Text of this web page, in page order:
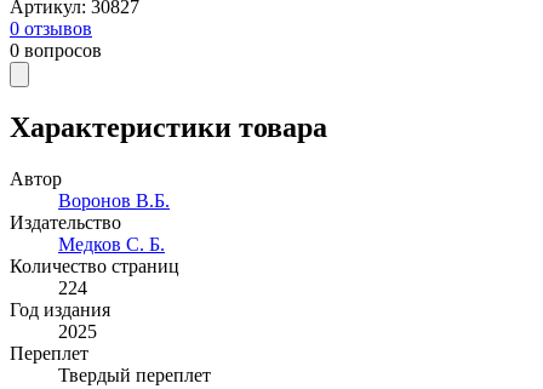
Артикул: 30827
0 отзывов
0 вопросов
Характеристики товара
Автор
Воронов В.Б.
Издательство
Медков С. Б.
Количество страниц
224
Год издания
2025
Переплет
Твердый переплет